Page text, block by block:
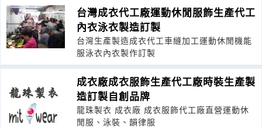
台灣成衣代工廠運動休閒服飾生產代工
內衣泳衣製造訂製
台灣生產製造成衣代工車縫加工運動休閒機能
服泳衣內衣製作訂製
成衣廠成衣服飾生產代工廠時裝生產製
造訂製自創品牌
龍珠製衣 成衣廠 成衣服飾代工廠直營運動休
閒服、泳裝、韻律服